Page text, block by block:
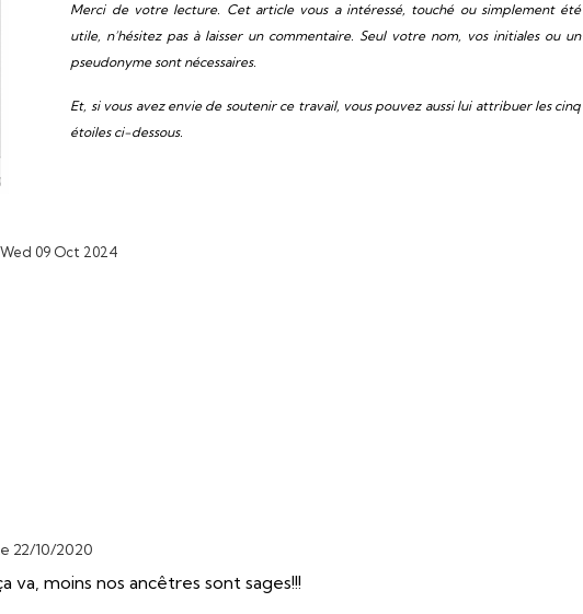
Merci de votre lecture. Cet article vous a intéressé, touché ou simplement été
utile, n’hésitez pas à laisser un commentaire. Seul votre nom, vos initiales ou un
pseudonyme sont nécessaires.
Et, si vous avez envie de soutenir ce travail, vous pouvez aussi lui attribuer les cinq
étoiles ci-dessous.
09 Oct 2024
22/10/2020
va, moins nos ancêtres sont sages!!!